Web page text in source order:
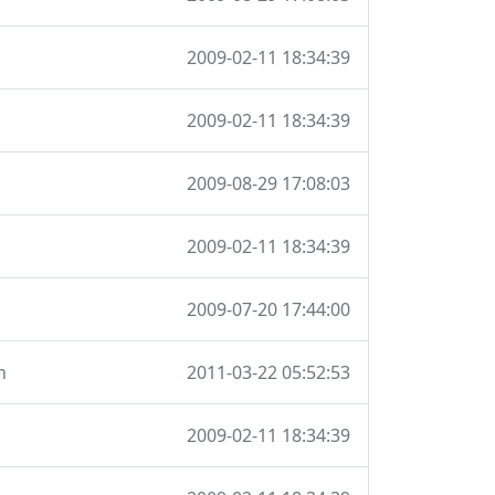
2009-02-11 18:34:39
2009-02-11 18:34:39
2009-08-29 17:08:03
2009-02-11 18:34:39
2009-07-20 17:44:00
2011-03-22 05:52:53
2009-02-11 18:34:39